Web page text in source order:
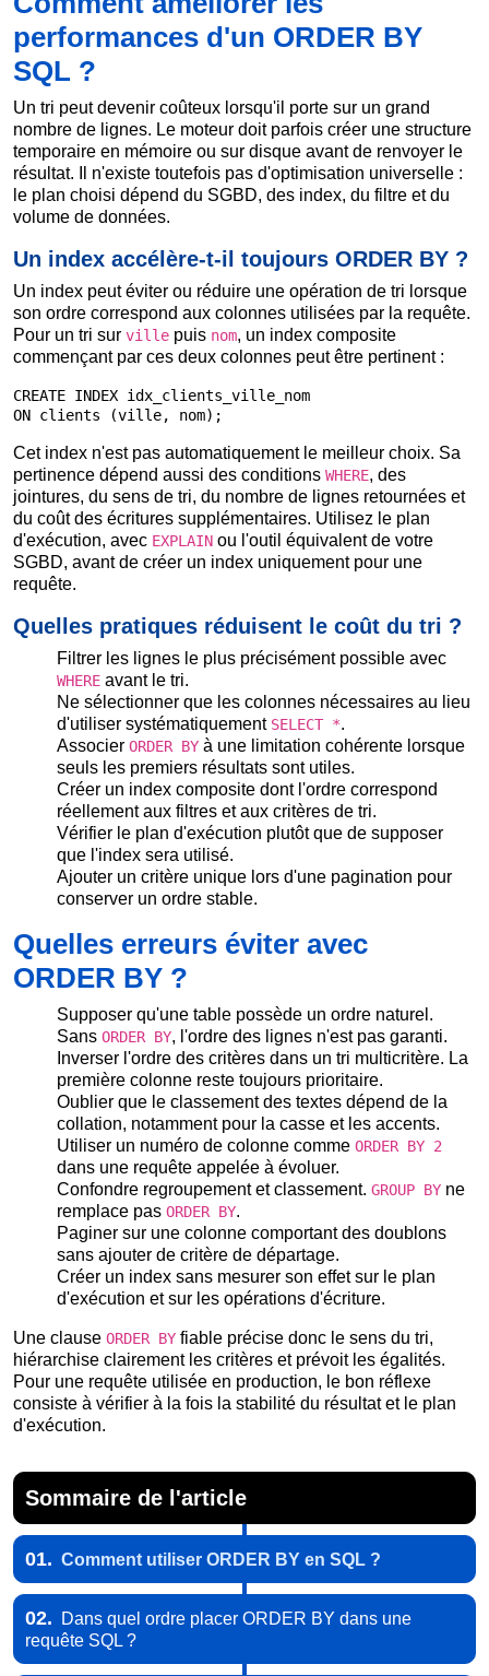
performances d'un ORDER BY
SQL ?
Un tri peut devenir coûteux lorsqu'il porte sur un grand
nombre de lignes. Le moteur doit parfois créer une structure
temporaire en mémoire ou sur disque avant de renvoyer le
résultat. Il n'existe toutefois pas d'optimisation universelle :
le plan choisi dépend du SGBD, des index, du filtre et du
volume de données.
Un index accélère-t-il toujours ORDER BY ?
Un index peut éviter ou réduire une opération de tri lorsque
son ordre correspond aux colonnes utilisées par la requête.
Pour un tri sur ville puis nom, un index composite
commençant par ces deux colonnes peut être pertinent :
CREATE INDEX idx_clients_ville_nom
ON clients (ville, nom);
Cet index n'est pas automatiquement le meilleur choix. Sa
pertinence dépend aussi des conditions WHERE, des
jointures, du sens de tri, du nombre de lignes retournées et
du coût des écritures supplémentaires. Utilisez le plan
d'exécution, avec EXPLAIN ou l'outil équivalent de votre
SGBD, avant de créer un index uniquement pour une
requête.
Quelles pratiques réduisent le coût du tri ?
Filtrer les lignes le plus précisément possible avec
WHERE avant le tri.
Ne sélectionner que les colonnes nécessaires au lieu
d'utiliser systématiquement SELECT *.
Associer ORDER BY à une limitation cohérente lorsque
seuls les premiers résultats sont utiles.
Créer un index composite dont l'ordre correspond
réellement aux filtres et aux critères de tri.
Vérifier le plan d'exécution plutôt que de supposer
que l'index sera utilisé.
Ajouter un critère unique lors d'une pagination pour
conserver un ordre stable.
Quelles erreurs éviter avec
ORDER BY ?
Supposer qu'une table possède un ordre naturel.
Sans ORDER BY, l'ordre des lignes n'est pas garanti.
Inverser l'ordre des critères dans un tri multicritère. La
première colonne reste toujours prioritaire.
Oublier que le classement des textes dépend de la
collation, notamment pour la casse et les accents.
Utiliser un numéro de colonne comme ORDER BY 2
dans une requête appelée à évoluer.
Confondre regroupement et classement. GROUP BY ne
remplace pas ORDER BY.
Paginer sur une colonne comportant des doublons
sans ajouter de critère de départage.
Créer un index sans mesurer son effet sur le plan
d'exécution et sur les opérations d'écriture.
Une clause ORDER BY fiable précise donc le sens du tri,
hiérarchise clairement les critères et prévoit les égalités.
Pour une requête utilisée en production, le bon réflexe
consiste à vérifier à la fois la stabilité du résultat et le plan
d'exécution.
Sommaire de l'article
01. Comment utiliser ORDER BY en SQL ?
02.
Dans quel ordre placer ORDER BY dans une
requête SQL ?